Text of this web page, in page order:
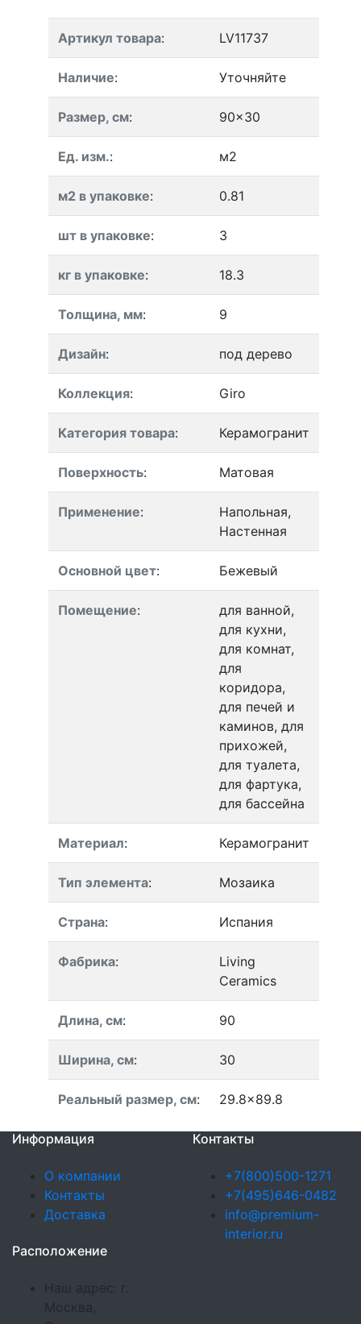
Артикул товара: LV11737
Наличие: Уточняйте
Размер, см: 90x30
Ед. изм.: м2
м2 в упаковке: 0.81
шт в упаковке: 3
кг в упаковке: 18.3
Толщина, мм: 9
Дизайн: под дерево
Коллекция: Giro
Категория товара: Керамогранит
Поверхность: Матовая
Применение:
Напольная,
Настенная
Основной цвет: Бежевый
Помещение:
для ванной,
для кухни,
для комнат,
для
коридора,
для печей и
каминов, для
прихожей,
для туалета,
для фартука,
для бассейна
Материал: Керамогранит
Тип элемента: Мозаика
Страна: Испания
Фабрика:
Living
Ceramics
Длина, см: 90
Ширина, см: 30
Реальный размер, см: 29.8x89.8
Информация
О компании
Контакты
Доставка
Контакты
+7(800)500-1271
+7(495)646-0482
info@premium-
interior.ru
Расположение
Наш адрес: г.
Москва,